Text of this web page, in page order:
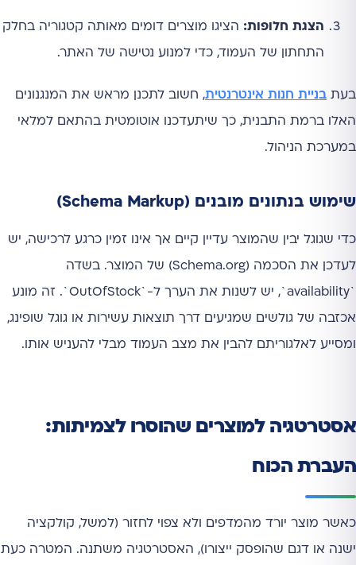
הצגת חלופות: הציגו מוצרים דומים מאותה קטגוריה בחלק
התחתון של העמוד, כדי למנוע נטישה של האתר.
בעת בניית חנות אינטרנטית, חשוב לתכנן מראש את המנגנונים
האלו ברמת התבנית, כך שיתעדכנו אוטומטית בהתאם למלאי
במערכת הניהול.
שימוש בנתונים מובנים (Schema Markup)
כדי שגוגל יבין שהמוצר עדיין קיים אך אינו זמין כרגע לרכישה, יש
לעדכן את הסכמה (Schema.org) של המוצר. בשדה
`availability`, יש לשנות את הערך ל-`OutOfStock`. זה מונע
אכזבה של גולשים שמגיעים דרך תוצאות עשירות או גוגל שופינג,
ומסייע לאלגוריתם להבין את מצב העמוד מבלי להעניש אותו.
אסטרטגיה למוצרים שהוסרו לצמיתות:
העברת הכוח
כאשר מוצר יורד מהמדפים ולא צפוי לחזור (למשל, קולקציה
ישנה או דגם שהופסק ייצורו), האסטרטגיה משתנה. המטרה כעת